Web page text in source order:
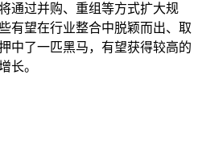
通过并购、重组等方式扩大规
有望在行业整合中脱颖而出、取
中了一匹黑马，有望获得较高的
长。